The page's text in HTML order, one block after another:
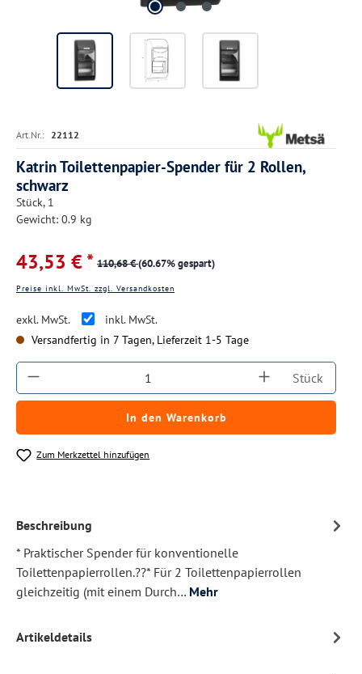
Art.Nr.: 22112
Katrin Toilettenpapier-Spender für 2 Rollen,
schwarz
Stück, 1
Gewicht: 0.9 kg
43,53 € * 110,68 €(60.67% gespart)
Preise inkl. MwSt. zzgl. Versandkosten
exkl. MwSt.
inkl. MwSt.
Versandfertig in 7 Tagen, Lieferzeit 1-5 Tage
Produkt Anzahl: Gib den gewünschten
Stück
In den Warenkorb
Zum Merkzettel hinzufügen
Beschreibung
* Praktischer Spender für konventionelle
Toilettenpapierrollen.??* Für 2 Toilettenpapierrollen
gleichzeitig (mit einem Durch… Mehr
Artikeldetails